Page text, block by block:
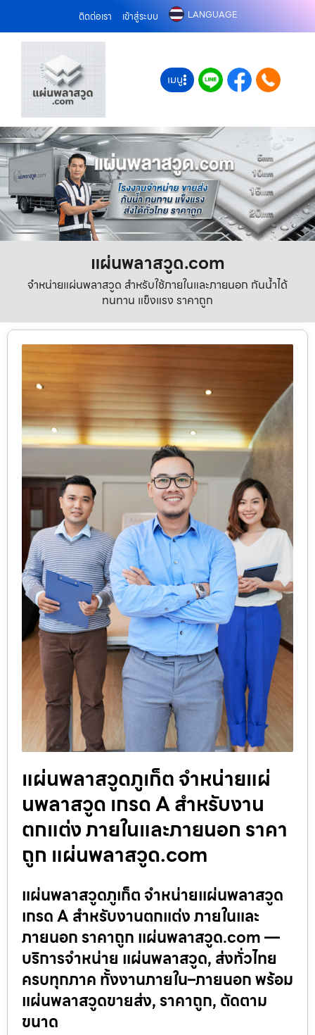
ติดต่อเรา เข้าสู่ระบบ LANGUAGE
เมนู
แผ่นพลาสวูด.com
จำหน่ายแผ่นพลาสวูด สำหรับใช้ภายในและภายนอก กันน้ำได้
ทนทาน แข็งแรง ราคาถูก
แผ่นพลาสวูดภูเก็ต จำหน่ายแผ่
นพลาสวูด เกรด A สำหรับงาน
ตกแต่ง ภายในและภายนอก ราคา
ถูก แผ่นพลาสวูด.com
แผ่นพลาสวูดภูเก็ต จำหน่ายแผ่นพลาสวูด
เกรด A สำหรับงานตกแต่ง ภายในและ
ภายนอก ราคาถูก แผ่นพลาสวูด.com —
บริการจำหน่าย แผ่นพลาสวูด, ส่งทั่วไทย
ครบทุกภาค ทั้งงานภายใน–ภายนอก พร้อม
แผ่นพลาสวูดขายส่ง, ราคาถูก, ตัดตาม
ขนาด